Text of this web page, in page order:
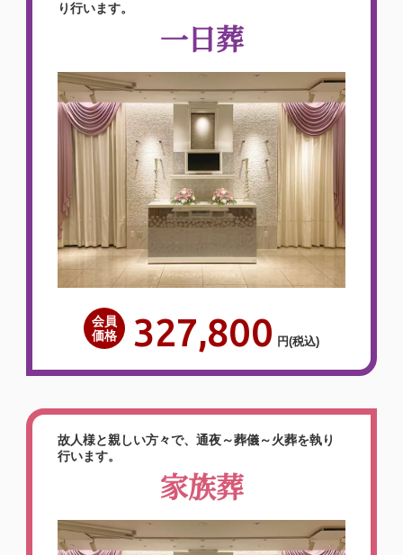
り行います。
一日葬
会員
価格
327,800 円(税込)
故人様と親しい方々で、通夜～葬儀～火葬を執り
行います。
家族葬